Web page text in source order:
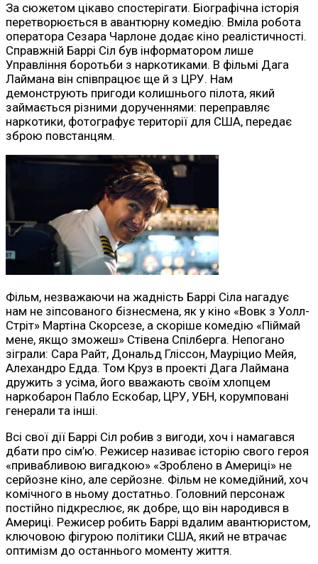
За сюжетом цікаво спостерігати. Біографічна історія
перетворюється в авантюрну комедію. Вміла робота
оператора Сезара Чарлоне додає кіно реалістичності.
Справжній Баррі Сіл був інформатором лише
Управління боротьби з наркотиками. В фільмі Дага
Лаймана він співпрацює ще й з ЦРУ. Нам
демонструють пригоди колишнього пілота, який
займається різними дорученнями: переправляє
наркотики, фотографує території для США, передає
зброю повстанцям.
Фільм, незважаючи на жадність Баррі Сіла нагадує
нам не зіпсованого бізнесмена, як у кіно «Вовк з Уолл-
Стріт» Мартіна Скорсезе, а скоріше комедію «Піймай
мене, якщо зможеш» Стівена Спілберга. Непогано
зіграли: Сара Райт, Дональд Гліссон, Мауріцио Мейя,
Алехандро Едда. Том Круз в проекті Дага Лаймана
дружить з усіма, його вважають своїм хлопцем
наркобарон Пабло Ескобар, ЦРУ, УБН, корумповані
генерали та інші.
Всі свої дії Баррі Сіл робив з вигоди, хоч і намагався
дбати про сім’ю. Режисер називає історію свого героя
«привабливою вигадкою» «Зроблено в Америці» не
серйозне кіно, але серйозне. Фільм не комедійний, хоч
комічного в ньому достатньо. Головний персонаж
постійно підкреслює, як добре, що він народився в
Америці. Режисер робить Баррі вдалим авантюристом,
ключовою фігурою політики США, який не втрачає
оптимізм до останнього моменту життя.